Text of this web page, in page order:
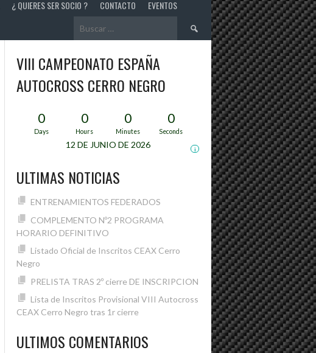
¿ QUIERES SER SOCIO ? CONTACTO EVENTOS
Buscar:
VIII CAMPEONATO ESPAÑA
AUTOCROSS CERRO NEGRO
0
Days
0
Hours
0
Minutes
0
Seconds
12 DE JUNIO DE 2026 i
ULTIMAS NOTICIAS
ENTRENAMIENTOS FEDERADOS
COMPLEMENTO Nº2 PROGRAMA
HORARIO DEFINITIVO
Listado Oficial de Inscritos CEAX Cerro
Negro
PRELISTA TRAS 2º cierre DE INSCRIPCION
Lista de Inscritos Provisional VIII Autocross
CEAX Cerro Negro tras 1r cierre
ULTIMOS COMENTARIOS